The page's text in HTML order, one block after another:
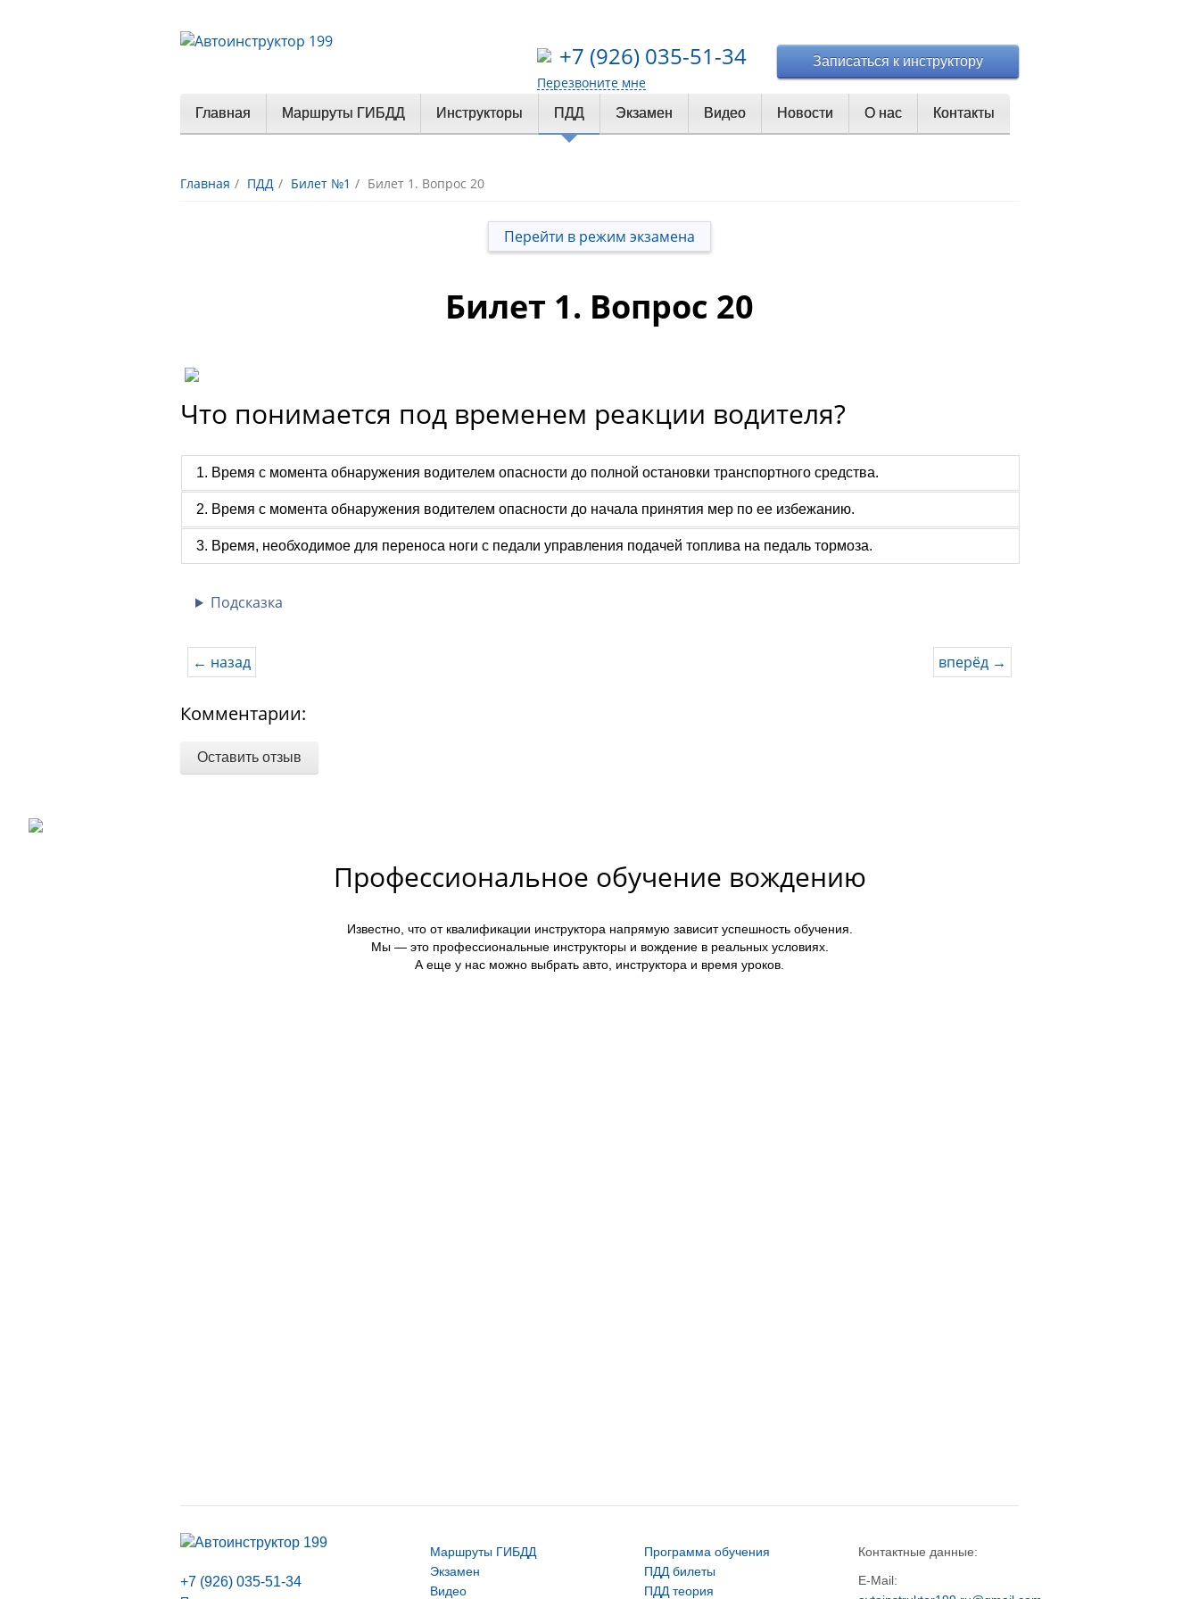
+7 (926) 035-51-34
Перезвоните мне
Записаться к инструктору
Главная Маршруты ГИБДД Инструкторы ПДД Экзамен Видео Новости О нас Контакты
Главная ПДД Билет №1 Билет 1. Вопрос 20
Перейти в режим экзамена
Билет 1. Вопрос 20
Что понимается под временем реакции водителя?
1. Время с момента обнаружения водителем опасности до полной остановки транспортного средства.
2. Время с момента обнаружения водителем опасности до начала принятия мер по ее избежанию.
3. Время, необходимое для переноса ноги с педали управления подачей топлива на педаль тормоза.
Подсказка
← назад вперёд →
Комментарии:
Оставить отзыв
Профессиональное обучение вождению
Известно, что от квалификации инструктора напрямую зависит успешность обучения.
Мы — это профессиональные инструкторы и вождение в реальных условиях.
А еще у нас можно выбрать авто, инструктора и время уроков.
+7 (926) 035-51-34
Маршруты ГИБДД
Экзамен
Видео
Программа обучения
ПДД билеты
ПДД теория
Контактные данные:
E-Mail: